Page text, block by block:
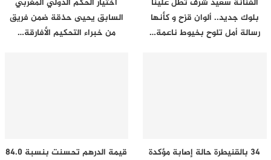
بلوك جديد.. ألوان قزح و كأنها
رسالة أمل تلوح بخيوط ناعمة…
السابق يحيى حذقة ضمن فريق
من خبراء التحكيم الأفارقة…
34 بالقنيطرة حالة إصابة مؤكدة قيمة الدرهم تحسنت بنسبة 84.0